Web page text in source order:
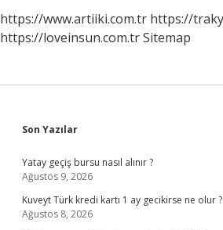
https://www.artiiki.com.tr https://
https://loveinsun.com.trSitemap
Sidebar
Son Yazılar
Yatay geçiş bursu nasıl alınır ?
Ağustos 9, 2026
Kuveyt Türk kredi kartı 1 ay gecikirse ne olur ?
Ağustos 8, 2026